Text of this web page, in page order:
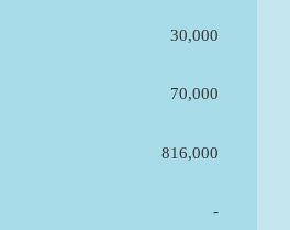
30,000
70,000
816,000
-